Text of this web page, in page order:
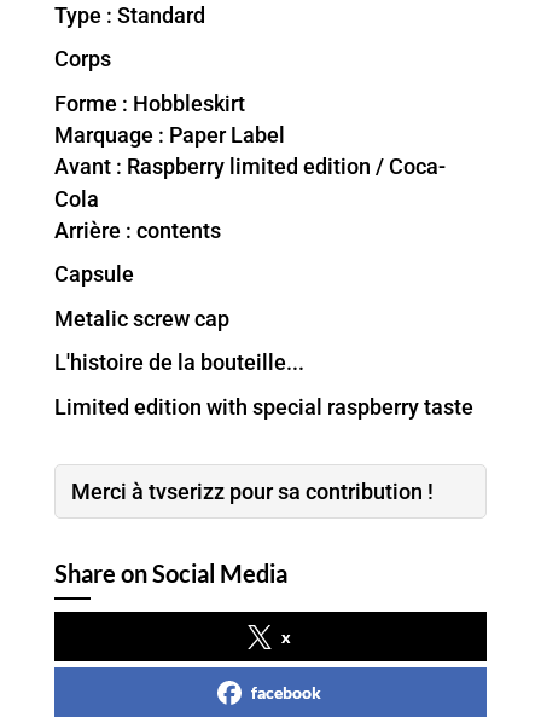
Type : Standard
Corps
Forme : Hobbleskirt
Marquage : Paper Label
Avant : Raspberry limited edition / Coca-
Cola
Arrière : contents
Capsule
Metalic screw cap
L'histoire de la bouteille...
Limited edition with special raspberry taste
Merci à tvserizz pour sa contribution !
Share on Social Media
x
facebook